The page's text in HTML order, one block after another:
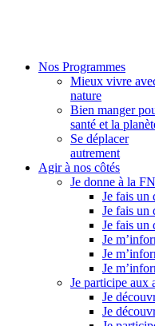
Nos Programmes
Mieux vivre
nature
Bien manger
santé et la
Se déplacer
autrement
Agir à nos côtés
Je donne à la
Je fais un
Je fais un
Je fais un
Je
Je
Je
Je participe aux
Je
Je